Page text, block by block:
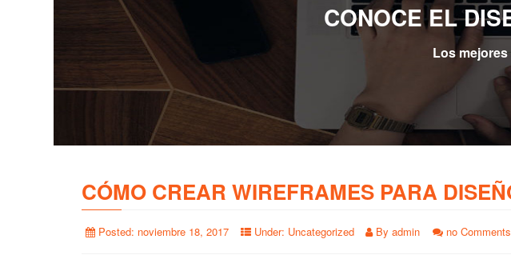
CONOCE EL
Los
CÓMO CREAR WIREFRAMES PARA
Posted: noviembre 18, 2017 Under: Uncategorized By admin no Comments